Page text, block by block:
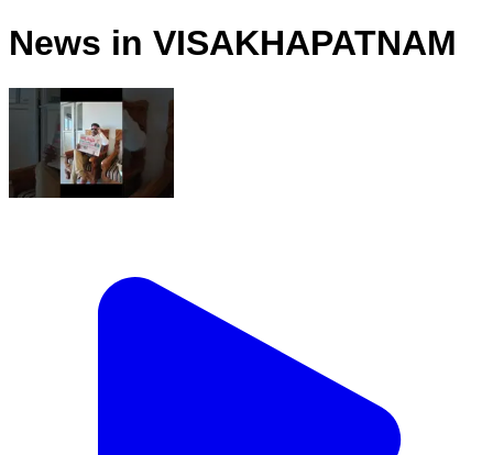
News in VISAKHAPATNAM